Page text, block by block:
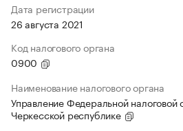
Дата регистрации
26 августа 2021
Код налогового органа
0900
Наименование налогового органа
Управление Федеральной
Черкесской республике